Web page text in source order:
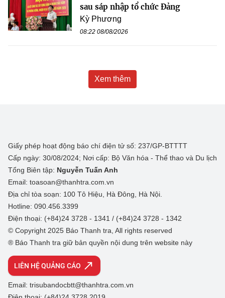
sau sáp nhập tổ chức Đảng
Kỳ Phương
08:22 08/08/2026
Xem thêm
Giấy phép hoạt động báo chí điện tử số: 237/GP-BTTTT
Cấp ngày: 30/08/2024; Nơi cấp: Bộ Văn hóa - Thể thao và Du lịch
Tổng Biên tập: Nguyễn Tuấn Anh
Email: toasoan@thanhtra.com.vn
Địa chỉ tòa soạn: 100 Tô Hiệu, Hà Đông, Hà Nội.
Hotline: 090.456.3399
Điện thoại: (+84)24 3728 - 1341 / (+84)24 3728 - 1342
© Copyright 2025 Báo Thanh tra, All rights reserved
® Báo Thanh tra giữ bản quyền nội dung trên website này
LIÊN HỆ QUẢNG CÁO
Email: trisubandocbtt@thanhtra.com.vn